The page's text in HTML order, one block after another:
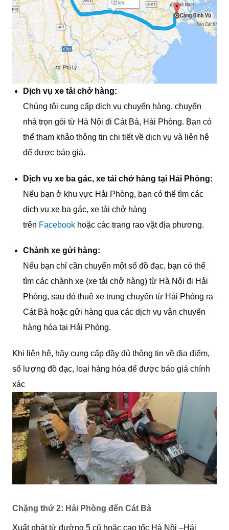
Dịch vụ xe tải chở hàng:
Chúng tôi cung cấp dịch vụ chuyển hàng, chuyển
nhà trọn gói từ Hà Nội đi Cát Bà, Hải Phòng. Bạn có
thể tham khảo thông tin chi tiết về dịch vụ và liên hệ
để được báo giá.
Dịch vụ xe ba gác, xe tải chở hàng tại Hải Phòng:
Nếu bạn ở khu vực Hải Phòng, bạn có thể tìm các
dịch vụ xe ba gác, xe tải chở hàng
trên Facebookhoặc các trang rao vặt địa phương.
Chành xe gửi hàng:
Nếu bạn chỉ cần chuyển một số đồ đạc, bạn có thể
tìm các chành xe (xe tải chở hàng) từ Hà Nội đi Hải
Phòng, sau đó thuê xe trung chuyển từ Hải Phòng ra
Cát Bà hoặc gửi hàng qua các dịch vụ vận chuyển
hàng hóa tại Hải Phòng.
Khi liên hệ, hãy cung cấp đầy đủ thông tin về địa điểm,
số lượng đồ đạc, loại hàng hóa để được báo giá chính
xác
Chặng thứ 2: Hải Phòng đến Cát Bà
Xuất phát từ đường 5 cũ hoặc cao tốc Hà Nội –Hải